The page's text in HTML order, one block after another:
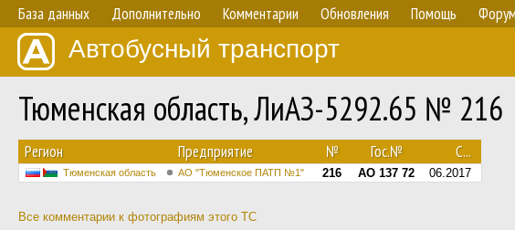
База данных Дополнительно Комментарии Обновления Помощь Форум
Автобусный транспорт
Тюменская область, ЛиАЗ-5292.65 № 216
Регион Предприятие № Гос.№ С...
Тюменская область АО "Тюменское ПАТП №1" 216 АО 137 72 06.2017
Все комментарии к фотографиям этого ТС